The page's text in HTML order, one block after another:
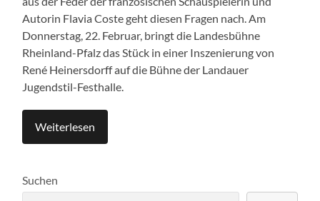
Autorin Flavia Coste geht diesen Fragen nach. Am
Donnerstag, 22. Februar, bringt die Landesbühne
Rheinland-Pfalz das Stück in einer Inszenierung von
René Heinersdorff auf die Bühne der Landauer
Jugendstil-Festhalle.
Weiterlesen
Suchen